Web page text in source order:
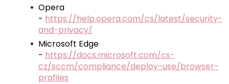
Opera
- https://help.opera.com/cs/latest/security-
and-privacy/
Microsoft Edge
- https://docs.microsoft.com/cs-
cz/sccm/compliance/deploy-use/browser-
profiles